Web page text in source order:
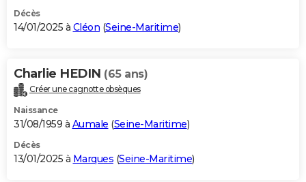
Décès
14/01/2025 à Cléon (Seine-Maritime)
Charlie HEDIN (65 ans)
Créer une cagnotte obsèques
Naissance
31/08/1959 à Aumale (Seine-Maritime)
Décès
13/01/2025 à Marques (Seine-Maritime)